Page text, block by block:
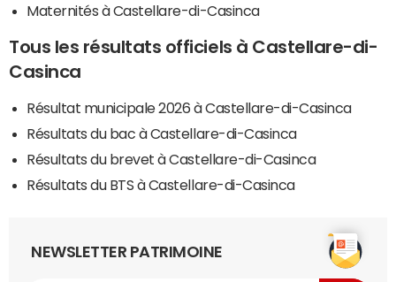
Maternités à Castellare-di-Casinca
Tous les résultats officiels à Castellare-di-
Casinca
Résultat municipale 2026 à Castellare-di-Casinca
Résultats du bac à Castellare-di-Casinca
Résultats du brevet à Castellare-di-Casinca
Résultats du BTS à Castellare-di-Casinca
NEWSLETTER PATRIMOINE